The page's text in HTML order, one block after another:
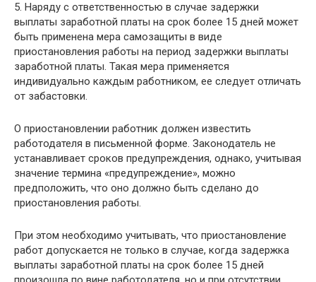
5. Наряду с ответственностью в случае задержки
выплаты заработной платы на срок более 15 дней может
быть применена мера самозащиты в виде
приостановления работы на период задержки выплаты
заработной платы. Такая мера применяется
индивидуально каждым работником, ее следует отличать
от забастовки.
О приостановлении работник должен известить
работодателя в письменной форме. Законодатель не
устанавливает сроков предупреждения, однако, учитывая
значение термина «предупреждение», можно
предположить, что оно должно быть сделано до
приостановления работы.
При этом необходимо учитывать, что приостановление
работ допускается не только в случае, когда задержка
выплаты заработной платы на срок более 15 дней